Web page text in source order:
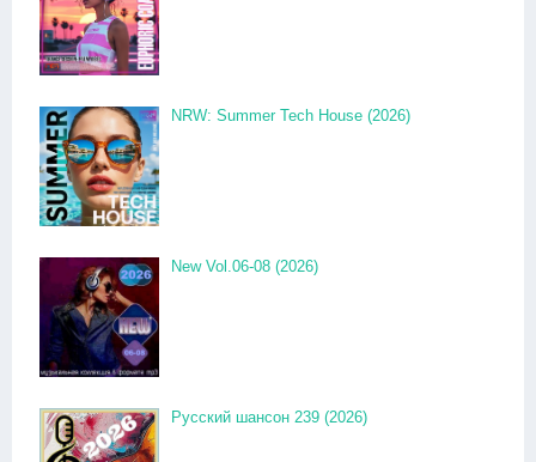
NRW: Summer Tech House (2026)
New Vol.06-08 (2026)
Русский шансон 239 (2026)